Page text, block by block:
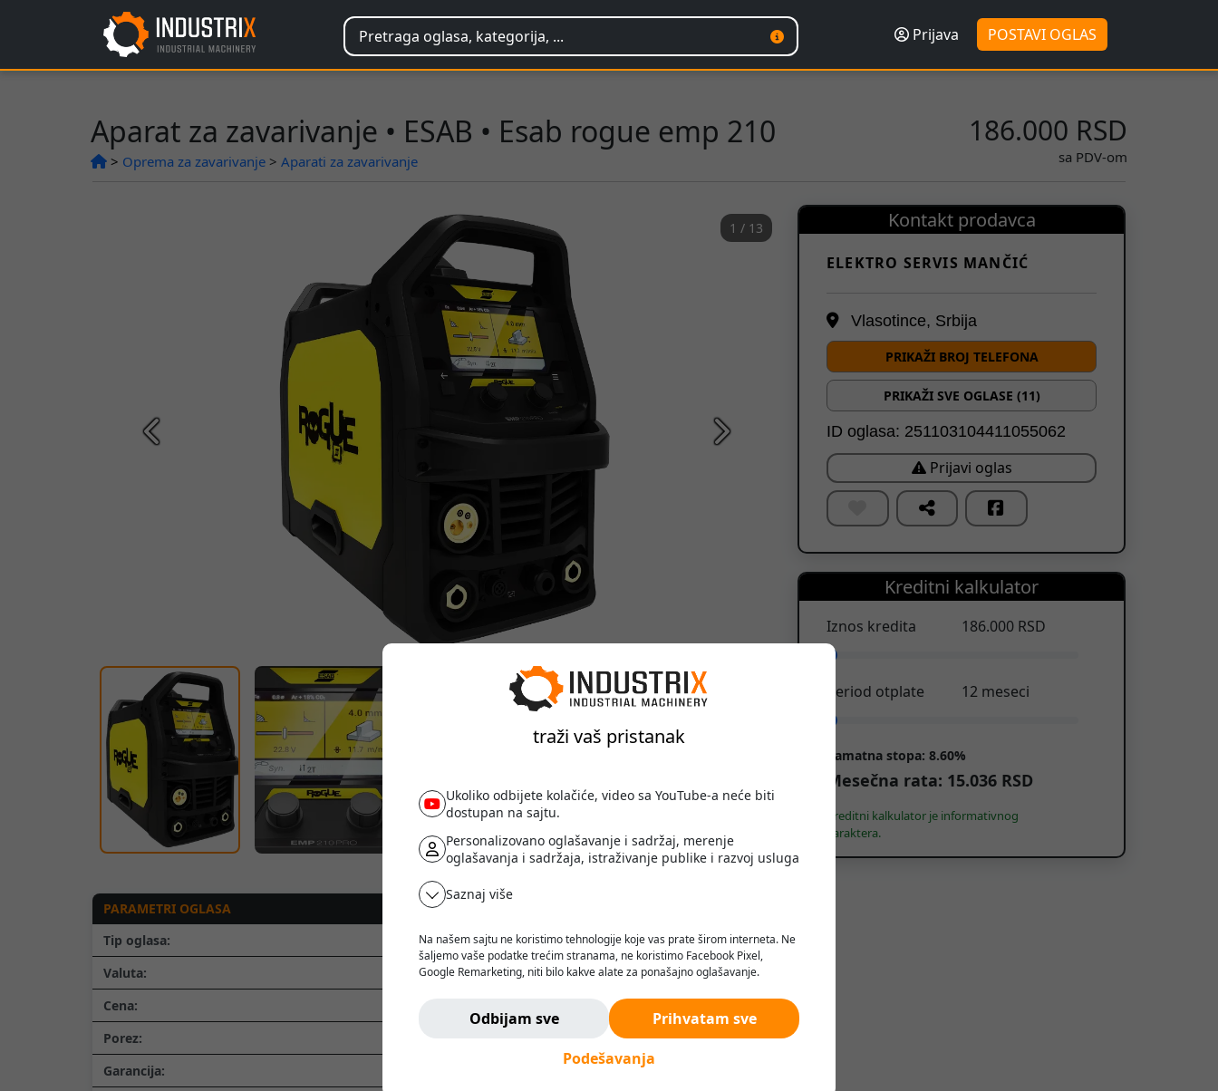
Prijava POSTAVI OGLAS
traži vaš pristanak
Ukoliko odbijete kolačiće, video sa YouTube-a neće biti
dostupan na sajtu.
Personalizovano oglašavanje i sadržaj, merenje
oglašavanja i sadržaja, istraživanje publike i razvoj usluga
Saznaj više
Na našem sajtu ne koristimo tehnologije koje vas prate širom interneta. Ne
šaljemo vaše podatke trećim stranama, ne koristimo Facebook Pixel,
Google Remarketing, niti bilo kakve alate za ponašajno oglašavanje.
odlučuje - bez pritiska, manipulacije ili nadzora.
Ne pratimo vas. Ovde ste bezbedni.
Odbijam sve
Prihvatam sve
Podešavanja
Aparat za zavarivanje • ESAB • Esab rogue emp 210
> Oprema za zavarivanje > Aparati za zavarivanje
186.000 RSD
sa PDV-om
1 / 13
Prethodna Sledeća
PARAMETRI OGLASA
Tip oglasa:
Prodaja
Valuta:
RSD
Cena:
Porez:
sa PDV-om
Garancija:
24 meseca
Kontakt prodavca
ELEKTRO SERVIS MANČIĆ
Vlasotince, Srbija
PRIKAŽI BROJ TELEFONA
PRIKAŽI SVE OGLASE (11)
ID oglasa: 251103104411055062
Prijavi oglas
Kreditni kalkulator
Iznos kredita 186.000 RSD
Period otplate 12 meseci
Kamatna stopa: 8.60%
Mesečna rata: 15.036 RSD
Kreditni kalkulator je informativnog
karaktera.